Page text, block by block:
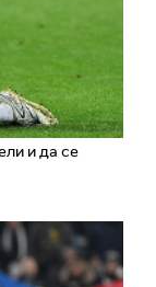
и да се